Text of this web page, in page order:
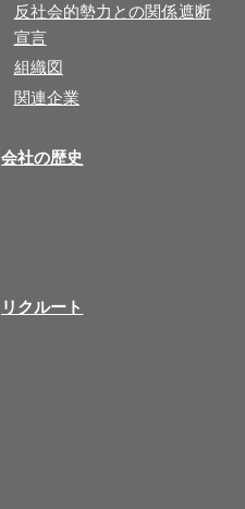
反社会的勢力との関係遮断
宣言
組織図
関連企業
会社の歴史
リクルート